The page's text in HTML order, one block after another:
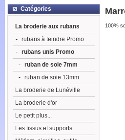
100%
Catégories
La broderie aux rubans
- rubans à teindre Promo
- rubans unis Promo
- ruban de soie 7mm
- ruban de soie 13mm
La broderie de Lunéville
La broderie d'or
Le petit plus...
Les tissus et supports